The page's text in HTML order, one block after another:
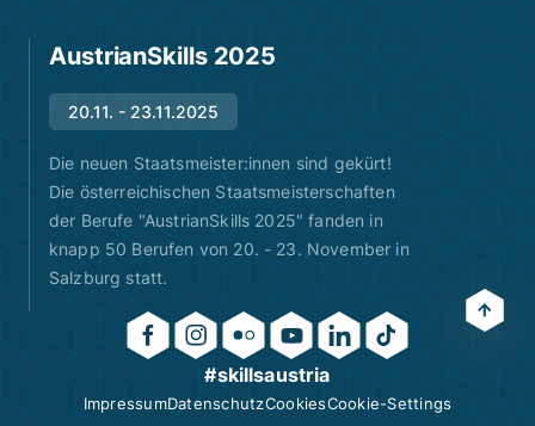
AustrianSkills 2025
20.11. - 23.11.2025
Die neuen Staatsmeister:innen sind gekürt!
Die österreichischen Staatsmeisterschaften
der Berufe "AustrianSkills 2025" fanden in
knapp 50 Berufen von 20. - 23. November in
Salzburg statt.
#skillsaustria
ImpressumDatenschutzCookiesCookie-Settings